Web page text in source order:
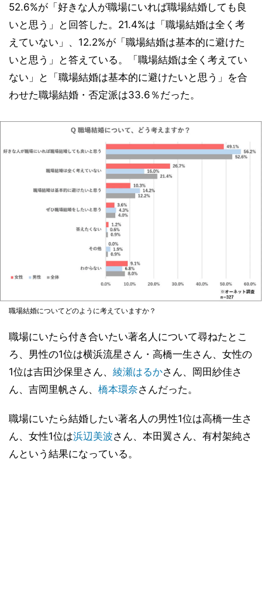
52.6%が「好きな人が職場にいれば職場結婚しても良
いと思う」と回答した。21.4%は「職場結婚は全く考
えていない」、12.2%が「職場結婚は基本的に避けた
いと思う」と答えている。「職場結婚は全く考えてい
ない」と「職場結婚は基本的に避けたいと思う」を合
わせた職場結婚・否定派は33.6％だった。
職場結婚についてどのように考えていますか？
職場にいたら付き合いたい著名人について尋ねたとこ
ろ、男性の1位は横浜流星さん・高橋一生さん、女性の
1位は吉田沙保里さん、 綾瀬はるかさん、岡田紗佳さ
ん、吉岡里帆さん、 橋本環奈さんだった。
職場にいたら結婚したい著名人の男性1位は高橋一生さ
ん、女性1位は浜辺美波さん、本田翼さん、有村架純さ
んという結果になっている。